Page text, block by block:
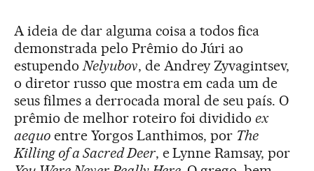
A ideia de dar alguma coisa a todos fica
demonstrada pelo Prêmio do Júri ao
estupendo Nelyubov, de Andrey Zyvagintsev,
o diretor russo que mostra em cada um de
seus filmes a derrocada moral de seu país. O
prêmio de melhor roteiro foi divididoex
aequoentre Yorgos Lanthimos, por The
Killing of a Sacred Deer, e Lynne Ramsay, por